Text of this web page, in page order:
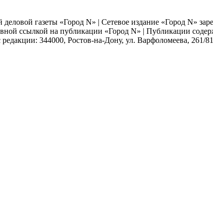
газеты «Город N» | Сетевое издание «Город N»
ссылкой на публикации «Город N» | Публикации
344000, Ростов-на-Дону, ул. Варфоломеева, 261/